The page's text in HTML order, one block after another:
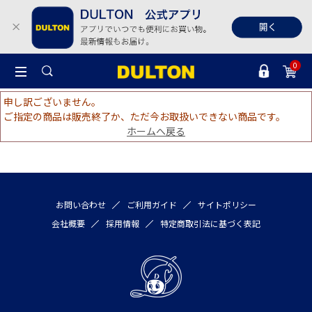
0
申し訳ございません。
ご指定の商品は販売終了か、ただ今お取扱いできない商品です。
ホームへ戻る
お問い合わせ ご利用ガイド
サイトポリシー
会社概要
採用情報 特定商取引法に基づく表記